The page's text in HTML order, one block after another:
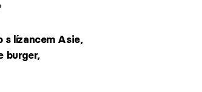
s lízancem Asie,
burger,